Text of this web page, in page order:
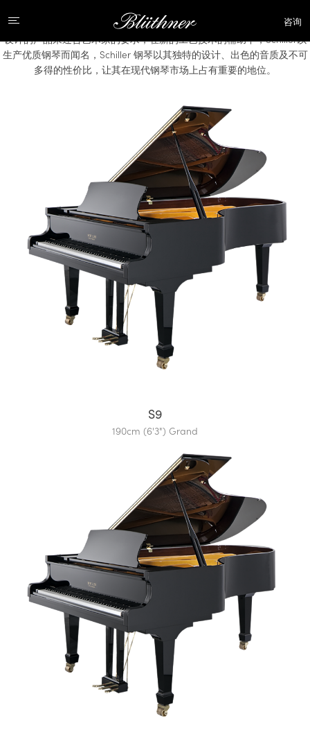
咨询
SCHILLER的钢琴制造史开始于19世纪的德国柏林。今天的Schiller以全新
设计的产品来迎合艺术家的要求，在新的工艺技术的辅助下，Schiller以
生产优质钢琴而闻名，Schiller 钢琴以其独特的设计、出色的音质及不可
多得的性价比，让其在现代钢琴市场上占有重要的地位。
S9
190cm (6'3") Grand